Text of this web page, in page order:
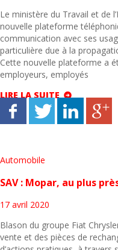
Le ministère du Travail et de
nouvelle plateforme
communication avec ses
particulière due à la
Cette nouvelle plateforme a
employeurs, employés
LIRE LA SUITE
Automobile
SAV : Mopar, au plus
17 avril 2020
Blason du groupe Fiat
vente et des pièces de